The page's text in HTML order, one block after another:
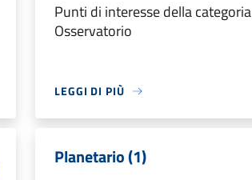
Punti di interesse della categoria
Osservatorio
LEGGI DI PIÙ
Planetario (1)